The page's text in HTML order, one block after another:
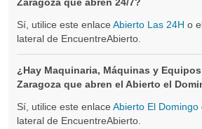
Sí, utilice este enlace Abierto Las 24H o
lateral de EncuentreAbierto.
¿Hay Maquinaria, Máquinas y
Zaragoza que abren el Abierto el
Sí, utilice este enlace Abierto El Domingo
lateral de EncuentreAbierto.